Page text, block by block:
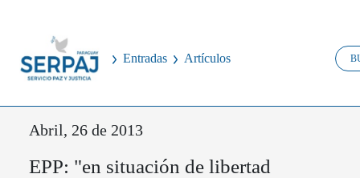
Entradas Artículos
Abril, 26 de 2013
EPP: "en situación de libertad